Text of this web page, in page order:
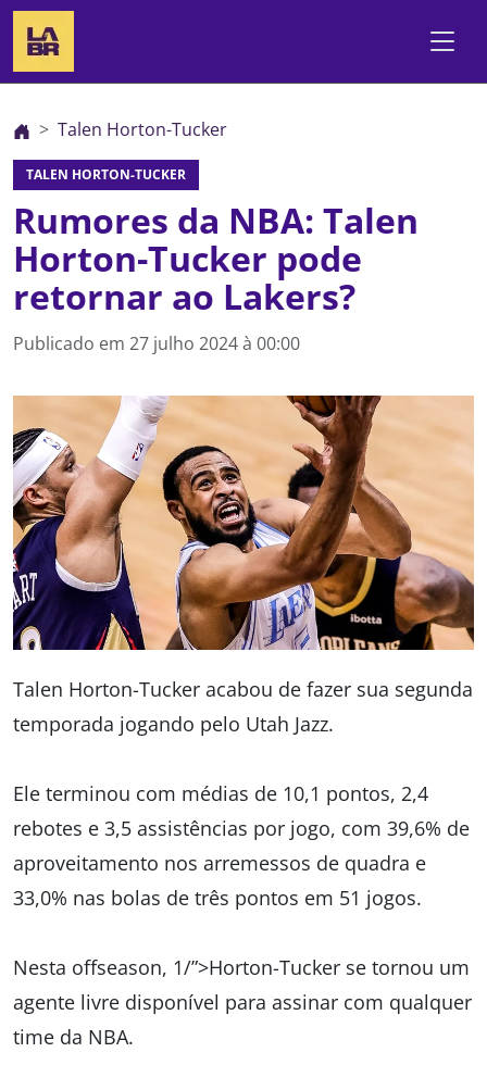
Talen Horton-Tucker
TALEN HORTON-TUCKER
Rumores da NBA: Talen
Horton-Tucker pode
retornar ao Lakers?
Publicado em 27 julho 2024 à 00:00
Talen Horton-Tucker acabou de fazer sua segunda
temporada jogando pelo Utah Jazz.
Ele terminou com médias de 10,1 pontos, 2,4
rebotes e 3,5 assistências por jogo, com 39,6% de
aproveitamento nos arremessos de quadra e
33,0% nas bolas de três pontos em 51 jogos.
Nesta offseason, 1/”>Horton-Tucker se tornou um
agente livre disponível para assinar com qualquer
time da NBA.